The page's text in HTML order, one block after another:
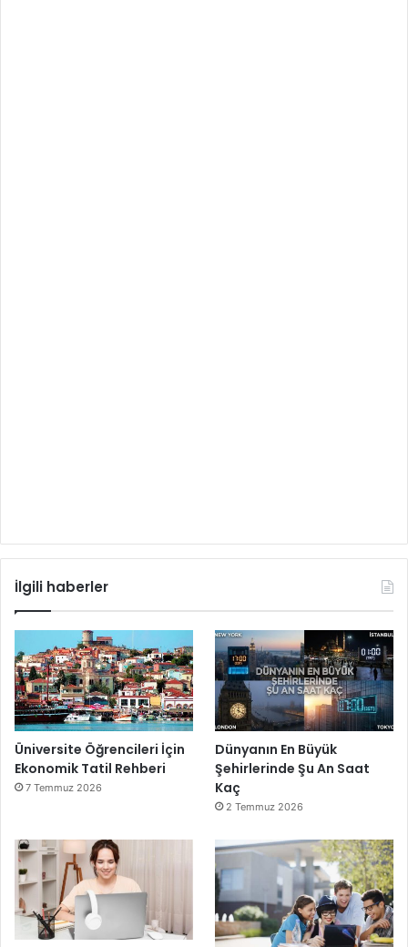
İlgili haberler
Üniversite Öğrencileri İçin
Ekonomik Tatil Rehberi
7 Temmuz 2026
Dünyanın En Büyük
Şehirlerinde Şu An Saat
Kaç
2 Temmuz 2026